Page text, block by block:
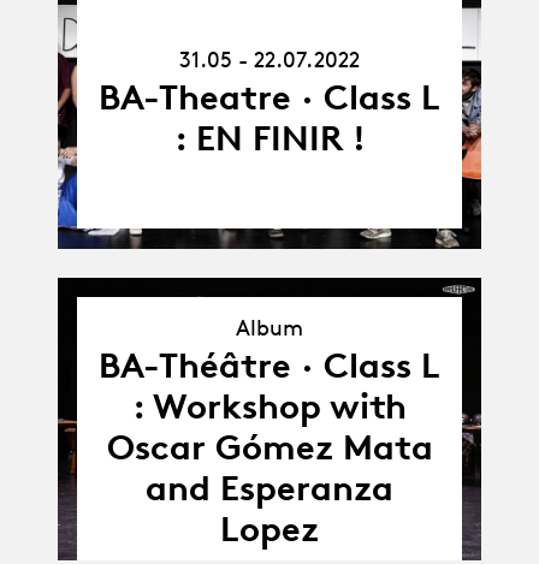
31.05 - 22.07.2022
BA-Theatre · Class L
: EN FINIR !
Album
Album
BA-Théâtre · Class L
: Workshop with
Oscar Gómez Mata
and Esperanza
Lopez